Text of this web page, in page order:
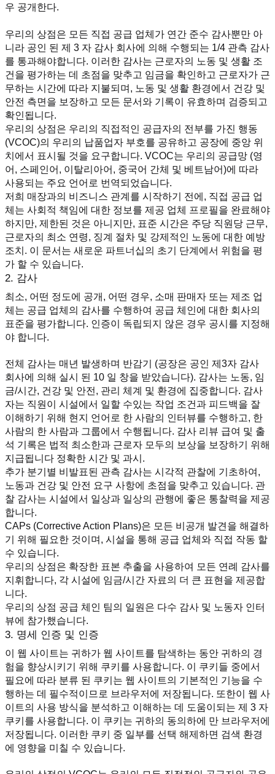
우 공개한다.
우리의 상점은 모든 직접 공급 업체가 연간 준수 감사뿐만 아
니라 공인 된 제 3 자 감사 회사에 의해 수행되는 1/4 관측 감사
를 통과해야합니다. 이러한 감사는 근로자의 노동 및 생활 조
건을 평가하는 데 초점을 맞추고 임금을 확인하고 근로자가 근
무하는 시간에 따라 지불되며, 노동 및 생활 환경에서 건강 및
안전 측면을 보장하고 모든 문서와 기록이 유효하며 검증되고
확인됩니다.
우리의 상점은 우리의 직접적인 공급자의 전부를 가진 행동
(VCOC)의 우리의 납품업자 부호를 공유하고 공장에 중앙 위
치에서 표시될 것을 요구합니다. VCOC는 우리의 공급망 (영
어, 스페인어, 이탈리아어, 중국어 간체 및 베트남어)에 따라
사용되는 주요 언어로 번역되었습니다.
저희 매장과의 비즈니스 관계를 시작하기 전에, 직접 공급 업
체는 사회적 책임에 대한 정보를 제공 업체 프로필을 완료해야
하지만, 제한된 것은 아니지만, 표준 시간은 주당 직원당 근무,
근로자의 최소 연령, 징계 절차 및 강제적인 노동에 대한 예방
조치. 이 문서는 새로운 파트너십의 초기 단계에서 위험을 평
가 할 수 있습니다.
2. 감사
최소, 어떤 정도에 공개, 어떤 경우, 소매 판매자 또는 제조 업
체는 공급 업체의 감사를 수행하여 공급 체인에 대한 회사의
표준을 평가합니다. 인증이 독립되지 않은 경우 공시를 지정해
야 합니다.
전체 감사는 매년 발생하며 반감기 (공장은 공인 제3자 감사
회사에 의해 실시 된 10 일 창을 받았습니다). 감사는 노동, 임
금/시간, 건강 및 안전, 관리 체계 및 환경에 집중합니다. 감사
자는 직원이 시설에서 일할 수있는 작업 조건과 피드백을 잘
이해하기 위해 현지 언어로 한 사람의 인터뷰를 수행하고, 한
사람의 한 사람과 그룹에서 수행됩니다. 감사 리뷰 급여 및 출
석 기록은 법적 최소한과 근로자 모두의 보상을 보장하기 위해
지급됩니다 정확한 시간 및 과시.
추가 분기별 비발표된 관측 감사는 시각적 관찰에 기초하여,
노동과 건강 및 안전 요구 사항에 초점을 맞추고 있습니다. 관
찰 감사는 시설에서 일상과 일상의 관행에 좋은 통찰력을 제공
합니다.
CAPs (Corrective Action Plans)은 모든 비공개 발견을 해결하
기 위해 필요한 것이며, 시설을 통해 공급 업체와 직접 작동 할
수 있습니다.
우리의 상점은 확장한 표본 추출을 사용하여 모든 연례 감사를
지휘합니다, 각 시설에 임금/시간 자료의 더 큰 표현을 제공합
니다.
우리의 상점 공급 체인 팀의 일원은 다수 감사 및 노동자 인터
뷰에 참가했습니다.
3. 명세 인증 및 인증
이 웹 사이트는 귀하가 웹 사이트를 탐색하는 동안 귀하의 경
험을 향상시키기 위해 쿠키를 사용합니다. 이 쿠키들 중에서
필요에 따라 분류 된 쿠키는 웹 사이트의 기본적인 기능을 수
행하는 데 필수적이므로 브라우저에 저장됩니다. 또한이 웹 사
이트의 사용 방식을 분석하고 이해하는 데 도움이되는 제 3 자
쿠키를 사용합니다. 이 쿠키는 귀하의 동의하에 만 브라우저에
저장됩니다. 이러한 쿠키 중 일부를 선택 해제하면 검색 환경
에 영향을 미칠 수 있습니다.